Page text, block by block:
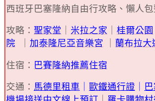
西班牙巴塞隆納自由行攻略、懶人
攻略： 聖家堂 米拉之家 桂爾公園
院
加泰隆尼亞音樂宮 蘭布拉大
住宿： 巴賽隆納推薦住宿
交通： 馬德里租車 歐鐵通行證